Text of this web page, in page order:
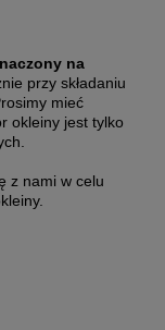
na
przy składaniu
mieć
okleiny jest tylko
z nami w celu